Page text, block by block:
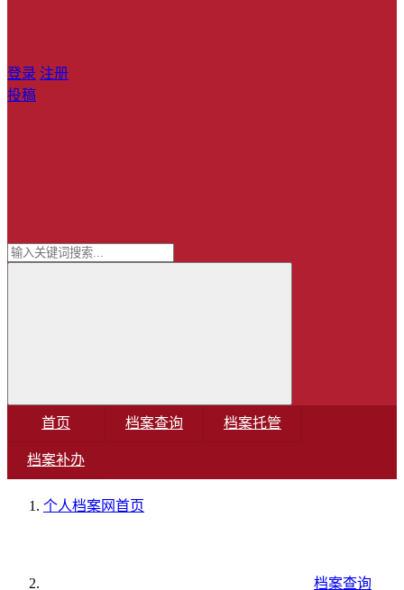
登录 注册
投稿
首页 档案查询 档案托管
档案补办
个人档案网首页
档案查询